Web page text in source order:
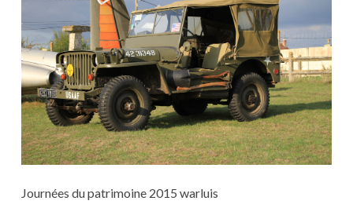
Journées du patrimoine 2015 warluis